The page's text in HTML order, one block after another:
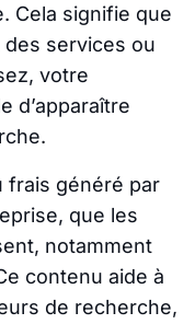
Cela signifie que
services ou
votre
d’apparaître
frais généré par
que les
notamment
contenu aide à
de recherche,